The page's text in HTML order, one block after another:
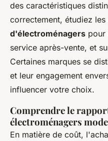
des caractéristiques
correctement, étudiez les
d'électroménagers pour
service après-vente, et
Certaines marques se
et leur engagement
influencer votre choix.
Comprendre le
électroménagers
En matière de coût,